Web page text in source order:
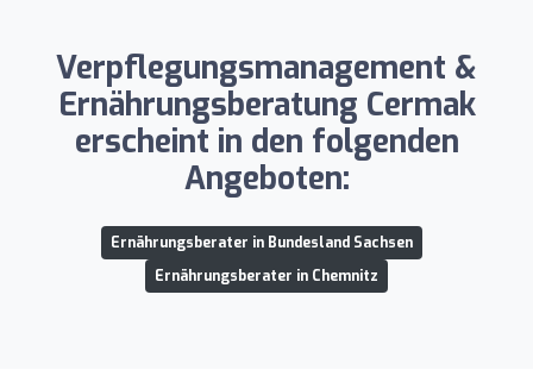
Verpflegungsmanagement &
Ernährungsberatung Cermak
erscheint in den folgenden
Angeboten:
Ernährungsberater in Bundesland Sachsen
Ernährungsberater in Chemnitz